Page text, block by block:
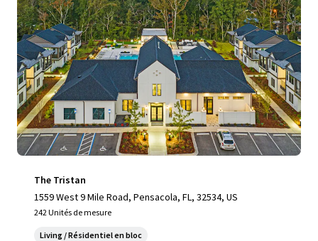
The Tristan
1559 West 9 Mile Road, Pensacola, FL, 32534, US
242 Unités de mesure
Living / Résidentiel en bloc